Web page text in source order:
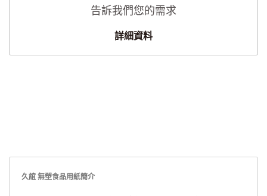
告訴我們您的需求
詳細資料
久誼 無塑食品用紙簡介